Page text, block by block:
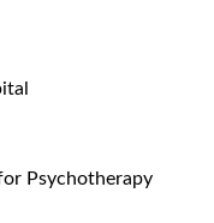
Psychotherapy